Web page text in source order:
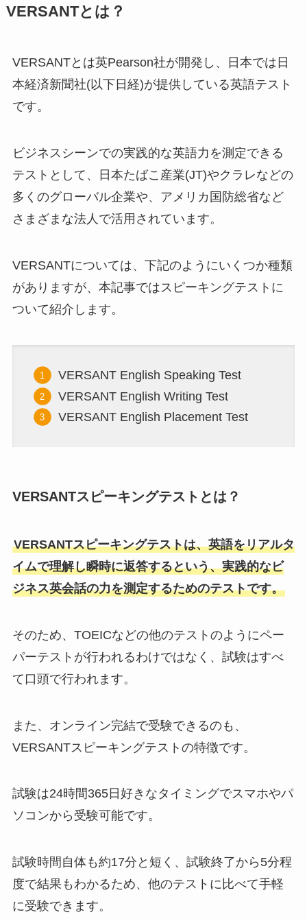
VERSANTとは？
VERSANTとは英Pearson社が開発し、日本では日
本経済新聞社(以下日経)が提供している英語テスト
です。
ビジネスシーンでの実践的な英語力を測定できる
テストとして、日本たばこ産業(JT)やクラレなどの
多くのグローバル企業や、アメリカ国防総省など
さまざまな法人で活用されています。
VERSANTについては、下記のようにいくつか種類
がありますが、本記事ではスピーキングテストに
ついて紹介します。
VERSANT English Speaking Test
VERSANT English Writing Test
VERSANT English Placement Test
VERSANTスピーキングテストとは？
VERSANTスピーキングテストは、英語をリアルタ
イムで理解し瞬時に返答するという、実践的なビ
ジネス英会話の力を測定するためのテストです。
そのため、TOEICなどの他のテストのようにペー
パーテストが行われるわけではなく、試験はすべ
て口頭で行われます。
また、オンライン完結で受験できるのも、
VERSANTスピーキングテストの特徴です。
試験は24時間365日好きなタイミングでスマホやパ
ソコンから受験可能です。
試験時間自体も約17分と短く、試験終了から5分程
度で結果もわかるため、他のテストに比べて手軽
に受験できます。